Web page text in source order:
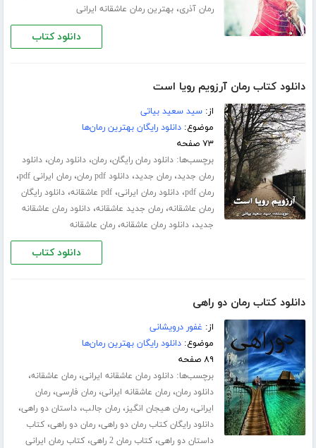
رمان آذری،بهترین رمان عاشقانه ایرانی
دانلود کتاب
دانلود کتاب رمان آرزویم رویا است
از:سید سعید بیاتی
موضوع:دانلود رایگان بهترین رمان‌ها
۷۳ صفحه
برچسب‌ها:دانلود رمان رایگان،رمان،دانلود رمان،دانلود
رمان جدید،رمان جدید،دانلود pdf رمان ،رمان ایرانی pdf ،
رمان pdf ،دانلود رمان ایرانی،pdf عاشقانه ،دانلود رایگان
رمان عاشقانه،رمان جدید عاشقانه،دانلود رمان عاشقانه
جدید،دانلود رمان عاشقانه،رمان عاشقانه
دانلود کتاب
دانلود کتاب رمان دو راهی
از: غفور درویشانی
موضوع:دانلود رایگان بهترین رمان‌ها
۸۹ صفحه
برچسب‌ها:دانلود رمان عاشقانه ایرانی،رمان عاشقانه،
دانلود رمان،رمان عاشقانه ایرانی،رمان فارسی،رمان
ایرانی،رمان هیجان انگیز،رمان جالب،داستان دو راهی،
دانلود رایگان کتاب رمان دو راهی،رمان دو راهی،کتاب
داستان دو راهی،کتاب رمان 2 راهی ،کتاب رمان ایرانی